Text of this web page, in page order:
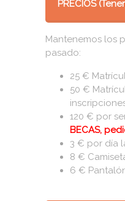
PRECIOS
Mantenemos los
pasado:
25 €
50 €
120 € por
BECAS,
3 € por día
8 €
6 €